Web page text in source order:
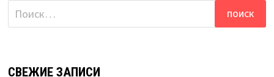
Найти:
СВЕЖИЕ ЗАПИСИ